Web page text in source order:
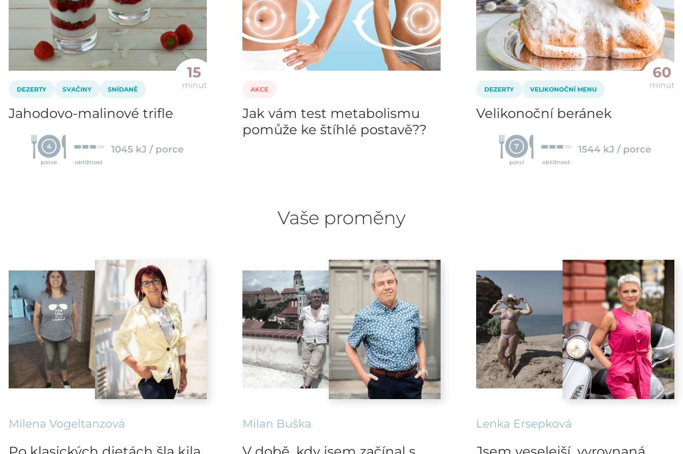
15
minut
DEZERTY SVAČINY SNÍDANĚ
Jahodovo-malinové trifle
4
porce obtížnost
1045 kJ / porce
AKCE
Jak vám test metabolismu
pomůže ke štíhlé postavě??
60
minut
DEZERTY VELIKONOČNÍ MENU
Velikonoční beránek
7
porcí obtížnost
1544 kJ / porce
Vaše proměny
Milena Vogeltanzová Milan Buška Lenka Ersepková